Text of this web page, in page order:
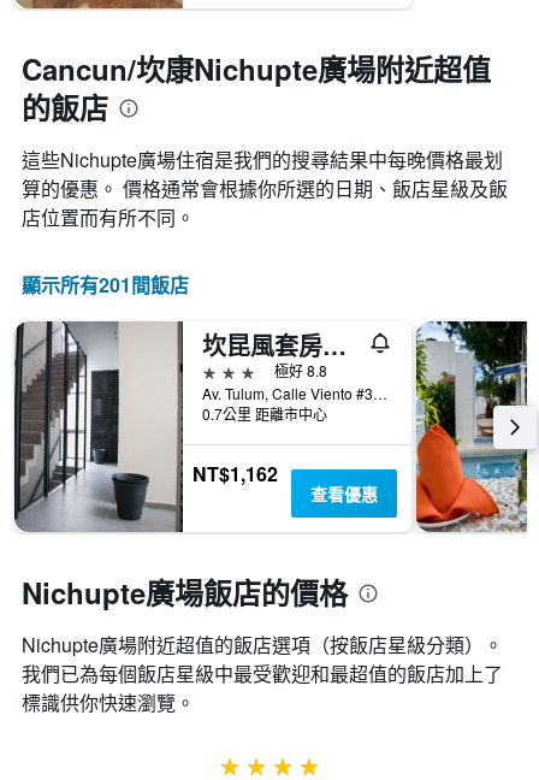
Cancun/坎康Nichupte廣場附近超值
的飯店
這些Nichupte廣場​住宿是我們的搜尋結果中每晚價格最划
算的優惠。 價格通常會根據你所選的日期、飯店星級及飯
店位置而有所不同。
顯示所有201間飯店
坎昆風套房飯店
3星級
極好 8.8
Av. Tulum, Calle Viento #34, Cancun/坎康, 金塔納羅奧, 墨西哥
0.7公里 距離市中心
NT$1,162
查看優惠
Nichupte廣場飯店的價格
Nichupte廣場附近超值的飯店選項（按飯店星級分類）。
我們已為每個飯店星級中最受歡迎和最超值的飯店加上了
標識供你快速瀏覽。
4星級